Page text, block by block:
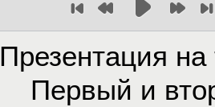
Презентация на
Первый и